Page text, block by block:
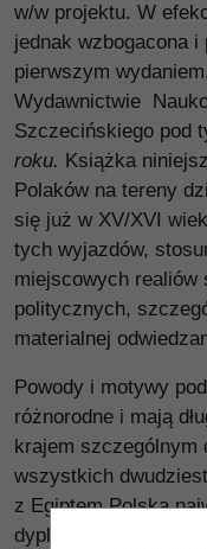
w/w projektu. W
jednak wzbogacona
pierwszym
Wydawnictwie
Szczecińskiego pod
roku. Książka
Polaków na tereny
się już w XV/XVI
tych wyjazdów,
miejscowych realiów
politycznych,
materialnej
Powody i motywy
różnorodne i mają
krajem szczególnym
wszystkich
z Egiptem Polska
dyplomatyczne